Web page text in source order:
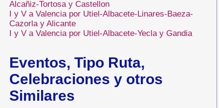
Alcañiz-Tortosa y Castellon
I y V a Valencia por Utiel-Albacete-Linares-Baeza-
Cazorla y Alicante
I y V a Valencia por Utiel-Albacete-Yecla y Gandia
Eventos, Tipo Ruta,
Celebraciones y otros
Similares